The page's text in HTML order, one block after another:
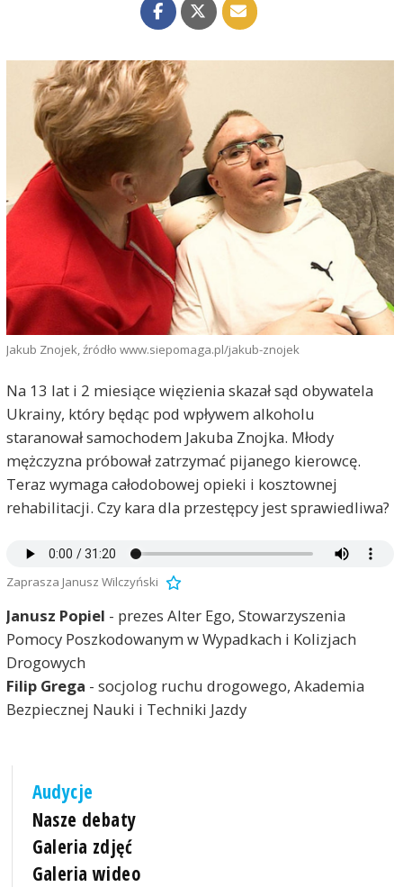
Jakub Znojek, źródło www.siepomaga.pl/jakub-znojek
Na 13 lat i 2 miesiące więzienia skazał sąd obywatela
Ukrainy, który będąc pod wpływem alkoholu
staranował samochodem Jakuba Znojka. Młody
mężczyzna próbował zatrzymać pijanego kierowcę.
Teraz wymaga całodobowej opieki i kosztownej
rehabilitacji. Czy kara dla przestępcy jest sprawiedliwa?
Zaprasza Janusz Wilczyński
Janusz Popiel - prezes Alter Ego, Stowarzyszenia
Pomocy Poszkodowanym w Wypadkach i Kolizjach
Drogowych
Filip Grega - socjolog ruchu drogowego, Akademia
Bezpiecznej Nauki i Techniki Jazdy
Audycje
Nasze debaty
Galeria zdjęć
Galeria wideo